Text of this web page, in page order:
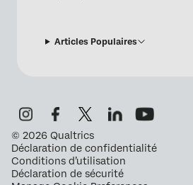
Articles Populaires
© 2026 Qualtrics
Déclaration de confidentialité
Conditions d’utilisation
Déclaration de sécurité